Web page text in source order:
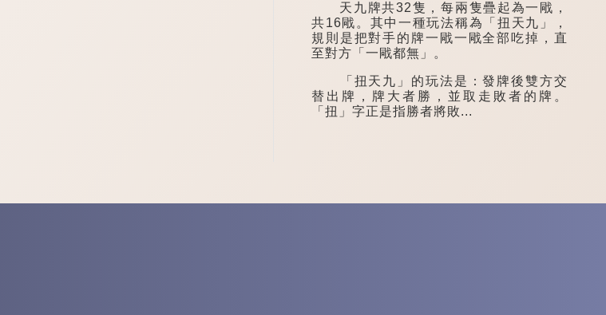
天九牌共32隻，每兩隻疊起為一戙，
共16戙。其中一種玩法稱為「扭天九」，
規則是把對手的牌一戙一戙全部吃掉，直
至對方「一戙都無」。
「扭天九」的玩法是：發牌後雙方交
替出牌，牌大者勝，並取走敗者的牌。
「扭」字正是指勝者將敗...